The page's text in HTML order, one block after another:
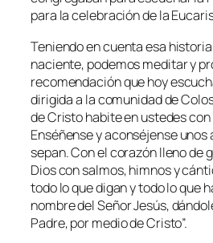
para la celebración de la
Teniendo en cuenta esa
naciente, podemos meditar y
recomendación que hoy
dirigida a la comunidad de
de Cristo habite en ustedes
Enséñense y aconséjense
sepan. Con el corazón lleno de
Dios con salmos, himnos y
todo lo que digan y todo lo que
nombre del Señor Jesús,
Padre, por medio de Cristo”.